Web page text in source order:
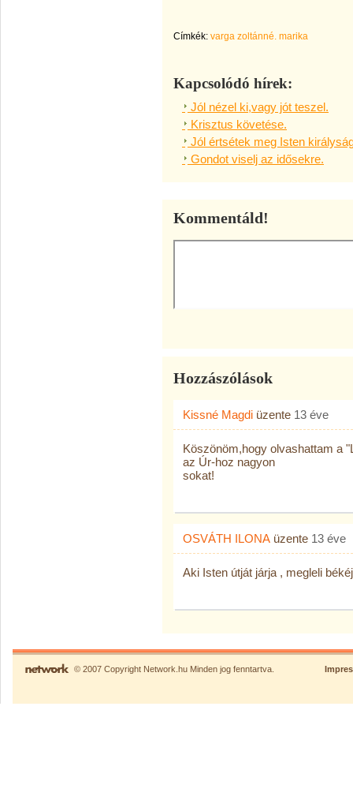
Címkék: varga zoltánné. marika
Kapcsolódó hírek:
Jól nézel ki,vagy jót teszel.
Krisztus követése.
Jól értsétek meg Isten
Gondot viselj az idősekre.
Kommentáld!
Hozzászólások
Kissné Magdi üzente 13 éve
Köszönöm,hogy olvashattam a
az Úr-hoz nagyon
sokat!
OSVÁTH ILONA üzente 13 éve
Aki Isten útját járja , megleli
© 2007 Copyright Network.hu Minden jog fenntartva.